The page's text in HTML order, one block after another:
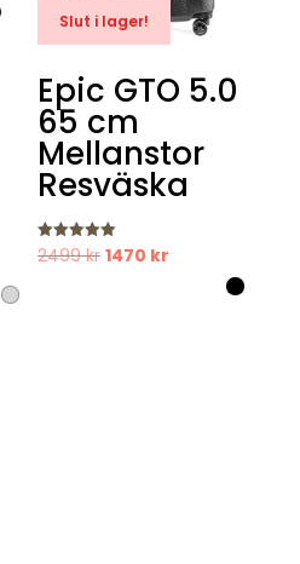
Slut i lager!
Epic GTO 5.0
65 cm
Mellanstor
Resväska
Betygsatt
5.00
2499kr Det
1470 kr
nuvarande